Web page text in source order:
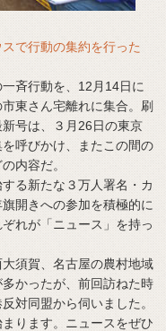
で行動の集約を行った
斉行動を、12月14日に
東さん宅離れに集合。刷
号は、３月26日の東京
呼びかけ、またこの間の
内容だ。
る新たな３万人署名・カ
開きへの参加を積極的に
れが「ニュース」を持っ
須賀、名古屋の農村地域
かったが、前回訪ねた時
対同盟から伺いました。
ります。ニュースをぜひ